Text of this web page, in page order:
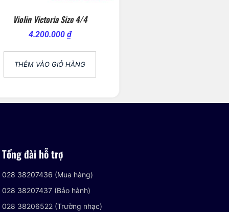
Violin Victoria Size 4/4
4.200.000 ₫
THÊM VÀO GIỎ HÀNG
Tổng đài hỗ trợ
028 38207436 (Mua hàng)
028 38207437 (Bảo hành)
028 38206522 (Trường nhạc)